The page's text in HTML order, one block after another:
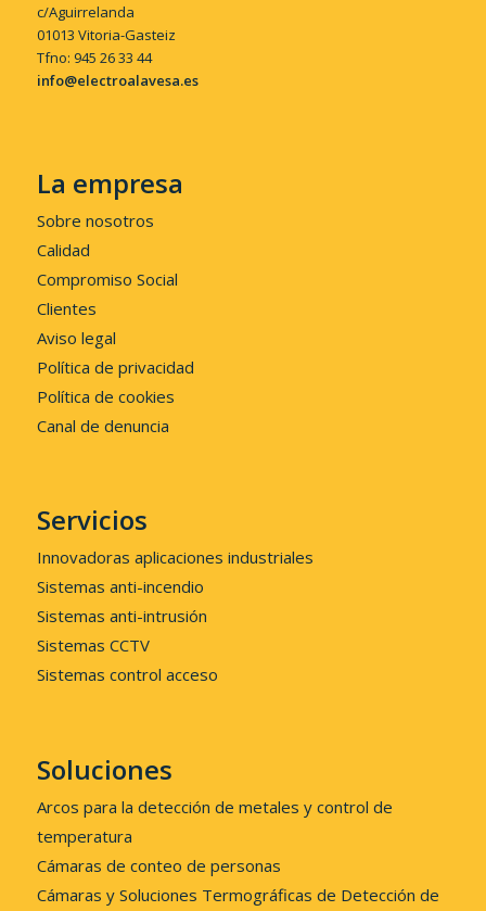
c/Aguirrelanda
01013 Vitoria-Gasteiz
Tfno: 945 26 33 44
info@electroalavesa.es
La empresa
Sobre nosotros
Calidad
Compromiso Social
Clientes
Aviso legal
Política de privacidad
Política de cookies
Canal de denuncia
Servicios
Innovadoras aplicaciones industriales
Sistemas anti-incendio
Sistemas anti-intrusión
Sistemas CCTV
Sistemas control acceso
Soluciones
Arcos para la detección de metales y control de
temperatura
Cámaras de conteo de personas
Cámaras y Soluciones Termográficas de Detección de